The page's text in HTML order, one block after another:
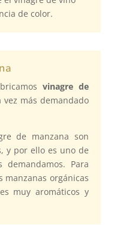
de color.
vinagre de
más demandado
de manzana son
y por ello es uno de
demandamos. Para
manzanas orgánicas
muy aromáticos y